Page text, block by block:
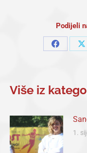
Podijeli
Share
Više iz
1.